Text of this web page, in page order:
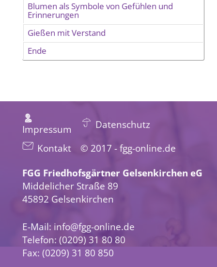
Blumen als Symbole von Gefühlen und
Erinnerungen
Gießen mit Verstand
Ende
Impressum
Datenschutz
Kontakt
© 2017 - fgg-online.de
FGG Friedhofsgärtner Gelsenkirchen eG
Middelicher Straße 89
45892 Gelsenkirchen
E-Mail: info@fgg-online.de
Telefon: (0209) 31 80 80
Fax: (0209) 31 80 850